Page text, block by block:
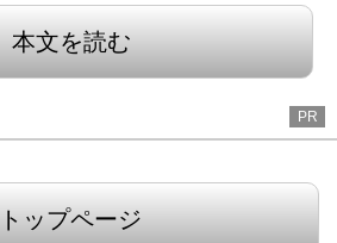
本文を読む
PR
トップページ